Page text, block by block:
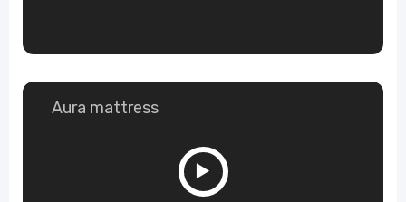
Aura mattress